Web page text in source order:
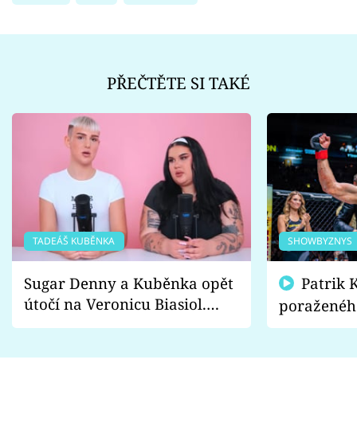
PŘEČTĚTE SI TAKÉ
TADEÁŠ KUBĚNKA
Sugar Denny a Kuběnka opět
útočí na Veronicu Biasiol.
Proč je podle nich falešná a
SHOWBYZNYS
fanoušci